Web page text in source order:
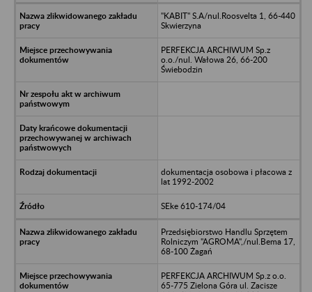
"KABIT" S.A/nul.Roosvelta 1, 66-440
Skwierzyna
PERFEKCJA ARCHIWUM Sp.z
o.o./nul. Wałowa 26, 66-200
Świebodzin
dokumentacja osobowa i płacowa z
lat 1992-2002
SEke 610-174/04
Przedsiębiorstwo Handlu Sprzętem
Rolniczym "AGROMA",/nul.Bema 17,
68-100 Żagań
PERFEKCJA ARCHIWUM Sp.z o.o.
65-775 Zielona Góra ul. Zacisze